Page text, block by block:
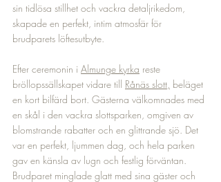
sin tidlösa stillhet och vackra detaljrikedom,
skapade en perfekt, intim atmosfär för
brudparets löftesutbyte.
Efter ceremonin i Almunge kyrka reste
bröllopssällskapet vidare till Rånäs slott, beläget
en kort bilfärd bort. Gästerna välkomnades med
en skål i den vackra slottsparken, omgiven av
blomstrande rabatter och en glittrande sjö. Det
var en perfekt, ljummen dag, och hela parken
gav en känsla av lugn och festlig förväntan.
Brudparet minglade glatt med sina gäster och